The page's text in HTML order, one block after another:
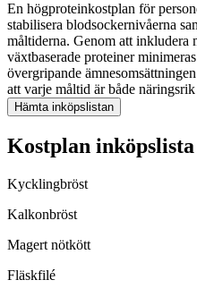
En högproteinkostplan för
stabilisera blodsockernivåerna
måltiderna. Genom att inkludera
växtbaserade proteiner
övergripande
att varje måltid är både
Hämta inköpslistan
Kostplan inköpslista
Kycklingbröst
Kalkonbröst
Magert nötkött
Fläskfilé